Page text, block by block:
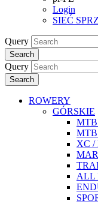
Login
SIEĆ
Query
Search
Query
Search
ROWERY
GÓRSKIE
MTB
XC /
ALL